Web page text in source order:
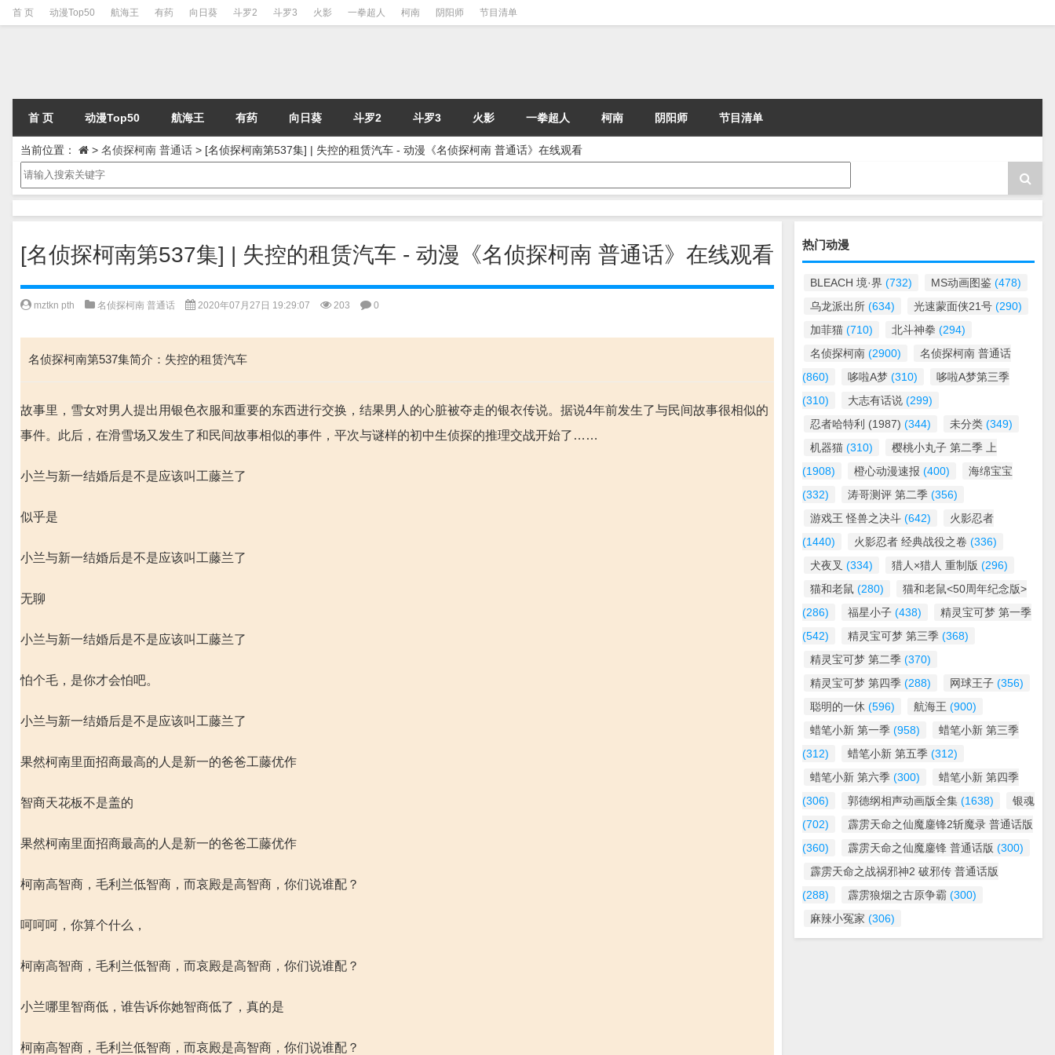
首 页 动漫Top50 航海王 有药 向日葵 斗罗2 斗罗3 火影 一拳超人 柯南 阴阳师 节目清单
首 页 动漫Top50 航海王 有药 向日葵 斗罗2 斗罗3 火影 一拳超人 柯南 阴阳师 节目清单
当前位置： > 名侦探柯南 普通话 > [名侦探柯南第537集] | 失控的租赁汽车 - 动漫《名侦探柯南 普通话》在线观看
[名侦探柯南第537集] | 失控的租赁汽车 - 动漫《名侦探柯南 普通话》在线观看
mztkn pth 名侦探柯南 普通话 2020年07月27日 19:29:07 203 0
名侦探柯南第537集简介：失控的租赁汽车
故事里，雪女对男人提出用银色衣服和重要的东西进行交换，结果男人的心脏被夺走的银衣传说。据说4年前发生了与民间故事很相似的
事件。此后，在滑雪场又发生了和民间故事相似的事件，平次与谜样的初中生侦探的推理交战开始了……
小兰与新一结婚后是不是应该叫工藤兰了
似乎是
小兰与新一结婚后是不是应该叫工藤兰了
无聊
小兰与新一结婚后是不是应该叫工藤兰了
怕个毛，是你才会怕吧。
小兰与新一结婚后是不是应该叫工藤兰了
果然柯南里面招商最高的人是新一的爸爸工藤优作
智商天花板不是盖的
果然柯南里面招商最高的人是新一的爸爸工藤优作
柯南高智商，毛利兰低智商，而哀殿是高智商，你们说谁配？
呵呵呵，你算个什么，
柯南高智商，毛利兰低智商，而哀殿是高智商，你们说谁配？
小兰哪里智商低，谁告诉你她智商低了，真的是
柯南高智商，毛利兰低智商，而哀殿是高智商，你们说谁配？
热门动漫
BLEACH 境·界 (732) MS动画图鉴 (478)
乌龙派出所 (634) 光速蒙面侠21号 (290)
加菲猫 (710) 北斗神拳 (294)
名侦探柯南 (2900)
名侦探柯南 普通话
(860)
哆啦A梦 (310)
哆啦A梦第三季
(310)
大志有话说 (299)
忍者哈特利 (1987) (344) 未分类 (349)
机器猫 (310)
樱桃小丸子 第二季 上
(1908)
橙心动漫速报 (400)
海绵宝宝
(332)
涛哥测评 第二季 (356)
游戏王 怪兽之决斗 (642)
火影忍者
(1440)
火影忍者 经典战役之卷 (336)
犬夜叉 (334) 猎人×猎人 重制版 (296)
猫和老鼠 (280)
猫和老鼠<50周年纪念版>
(286)
福星小子 (438)
精灵宝可梦 第一季
(542)
精灵宝可梦 第三季 (368)
精灵宝可梦 第二季 (370)
精灵宝可梦 第四季 (288) 网球王子 (356)
聪明的一休 (596) 航海王 (900)
蜡笔小新 第一季 (958)
蜡笔小新 第三季
(312)
蜡笔小新 第五季 (312)
蜡笔小新 第六季 (300)
蜡笔小新 第四季
(306)
郭德纲相声动画版全集 (1638)
银魂
(702)
霹雳天命之仙魔鏖锋2斩魔录 普通话版
(360)
霹雳天命之仙魔鏖锋 普通话版 (300)
霹雳天命之战祸邪神2 破邪传 普通话版
(288)
霹雳狼烟之古原争霸 (300)
麻辣小冤家 (306)